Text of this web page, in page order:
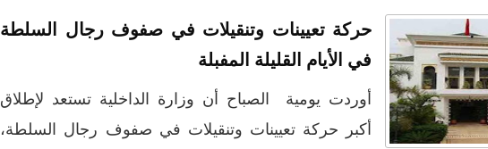
حركة تعيينات وتنقيلات في صفوف رجال السلطة
في الأيام القليلة المفبلة
أوردت يومية الصباح أن وزارة الداخلية تستعد لإطلاق
أكبر حركة تعيينات وتنقيلات في صفوف رجال السلطة،